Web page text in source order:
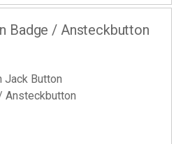
Badge / Ansteckbutton